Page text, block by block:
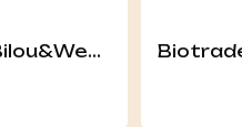
Дезодорант - спрей Bilou&Wednesday Deodorant Spray No-Hug Zone 150 мл